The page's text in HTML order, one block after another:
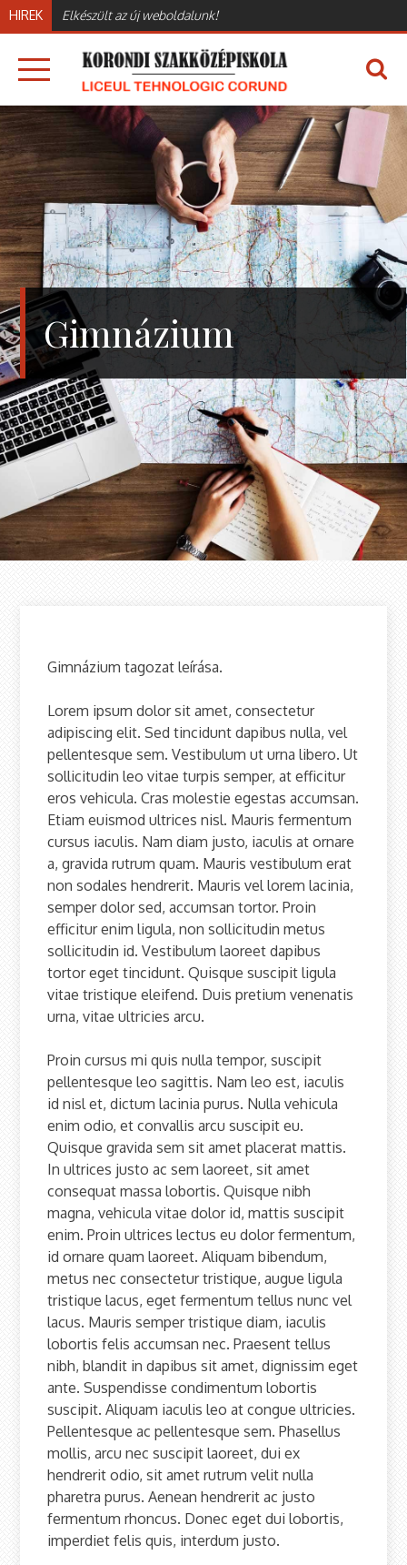
Skip
to
content
HIREK Elkészült az új weboldalunk!
KORONDI SZAKKÖZÉPISKOLA
LICEUL TEHNOLOGIC CORUND – KORONDI
SZAKKÖZÉPISKOLA
Gimnázium
Gimnázium tagozat leírása.
Lorem ipsum dolor sit amet, consectetur
adipiscing elit. Sed tincidunt dapibus nulla, vel
pellentesque sem. Vestibulum ut urna libero. Ut
sollicitudin leo vitae turpis semper, at efficitur
eros vehicula. Cras molestie egestas accumsan.
Etiam euismod ultrices nisl. Mauris fermentum
cursus iaculis. Nam diam justo, iaculis at ornare
a, gravida rutrum quam. Mauris vestibulum erat
non sodales hendrerit. Mauris vel lorem lacinia,
semper dolor sed, accumsan tortor. Proin
efficitur enim ligula, non sollicitudin metus
sollicitudin id. Vestibulum laoreet dapibus
tortor eget tincidunt. Quisque suscipit ligula
vitae tristique eleifend. Duis pretium venenatis
urna, vitae ultricies arcu.
Proin cursus mi quis nulla tempor, suscipit
pellentesque leo sagittis. Nam leo est, iaculis
id nisl et, dictum lacinia purus. Nulla vehicula
enim odio, et convallis arcu suscipit eu.
Quisque gravida sem sit amet placerat mattis.
In ultrices justo ac sem laoreet, sit amet
consequat massa lobortis. Quisque nibh
magna, vehicula vitae dolor id, mattis suscipit
enim. Proin ultrices lectus eu dolor fermentum,
id ornare quam laoreet. Aliquam bibendum,
metus nec consectetur tristique, augue ligula
tristique lacus, eget fermentum tellus nunc vel
lacus. Mauris semper tristique diam, iaculis
lobortis felis accumsan nec. Praesent tellus
nibh, blandit in dapibus sit amet, dignissim eget
ante. Suspendisse condimentum lobortis
suscipit. Aliquam iaculis leo at congue ultricies.
Pellentesque ac pellentesque sem. Phasellus
mollis, arcu nec suscipit laoreet, dui ex
hendrerit odio, sit amet rutrum velit nulla
pharetra purus. Aenean hendrerit ac justo
fermentum rhoncus. Donec eget dui lobortis,
imperdiet felis quis, interdum justo.